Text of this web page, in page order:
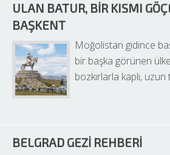
ULAN BATUR, BIR KISMI
BAŞKENT
Moğolistan gidince
bir başka görünen
bozkırlarla kaplı,
BELGRAD GEZI REHBERI